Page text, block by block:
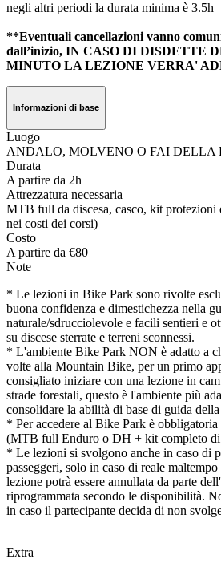
negli altri periodi la durata minima è 3.5h
**Eventuali cancellazioni vanno
dall’inizio, IN CASO DI DISDETTE
MINUTO LA LEZIONE VERRA'
Informazioni di base
Luogo
ANDALO, MOLVENO O FAI DELLA
Durata
A partire da 2h
Attrezzatura necessaria
MTB full da discesa, casco, kit protezioni
nei costi dei corsi)
Costo
A partire da €80
Note
* Le lezioni in Bike Park sono rivolte
buona confidenza e dimestichezza nella
naturale/sdrucciolevole e facili sentieri e
su discese sterrate e terreni sconnessi.
* L'ambiente Bike Park NON è adatto a
volte alla Mountain Bike, per un primo
consigliato iniziare con una lezione in
strade forestali, questo è l'ambiente più
consolidare la abilità di base di guida
* Per accedere al Bike Park è obbligatoria
(MTB full Enduro o DH + kit completo
* Le lezioni si svolgono anche in caso di
passeggeri, solo in caso di reale
lezione potrà essere annullata da parte
riprogrammata secondo le disponibilità.
in caso il partecipante decida di non
Extra